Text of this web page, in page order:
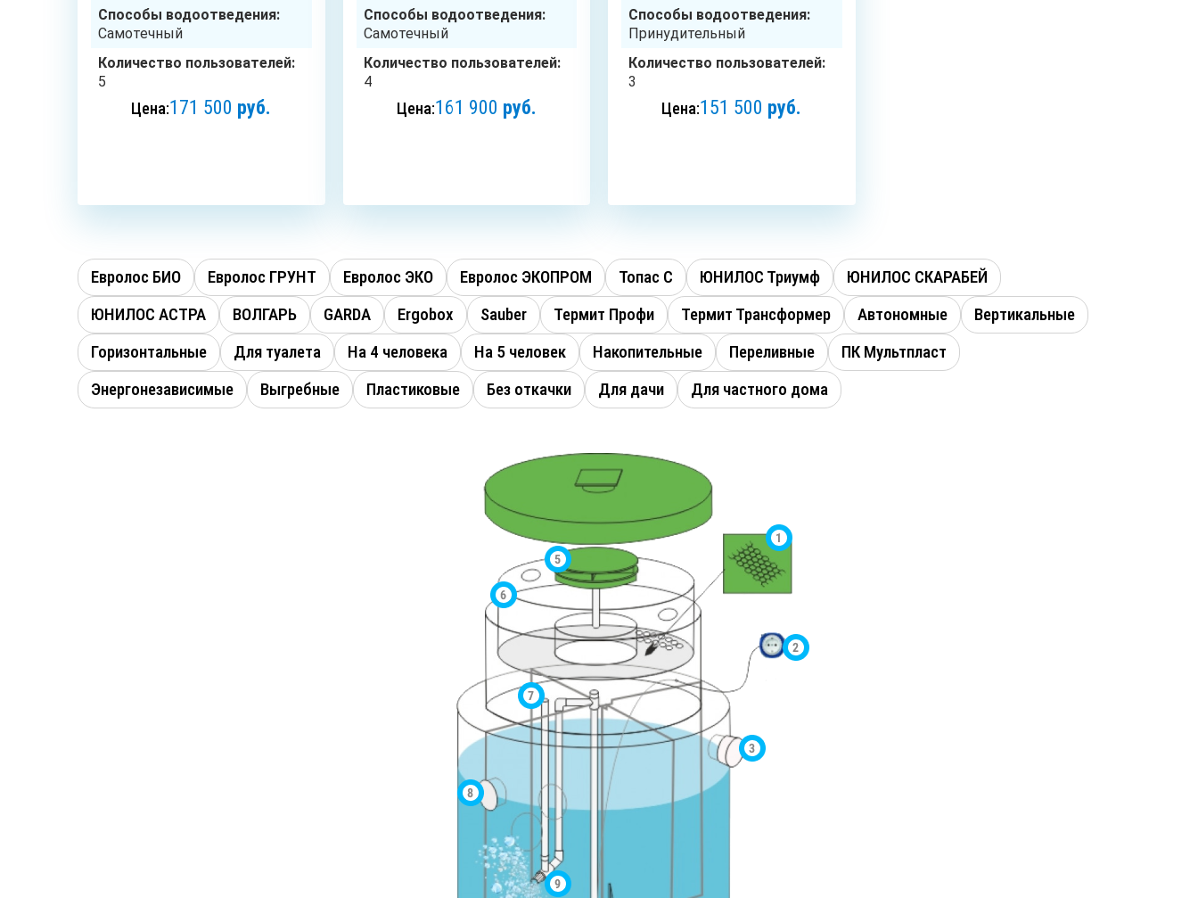
Способы водоотведения:
Самотечный
Количество пользователей:
5
Цена:171 500 руб.
Способы водоотведения:
Самотечный
Количество пользователей:
4
Цена:161 900 руб.
Способы водоотведения:
Принудительный
Количество пользователей:
3
Цена:151 500 руб.
Евролос БИО Евролос ГРУНТ Евролос ЭКО Евролос ЭКОПРОМ Топас C ЮНИЛОС Триумф
ЮНИЛОС СКАРАБЕЙ
ЮНИЛОС АСТРА
ВОЛГАРЬ GARDA Ergobox Sauber Термит Профи Термит Трансформер Автономные
Вертикальные
Горизонтальные
Для туалета На 4 человека На 5 человек Накопительные Переливные
ПК Мультпласт
Энергонезависимые
Выгребные Пластиковые Без откачки Для дачи Для частного дома